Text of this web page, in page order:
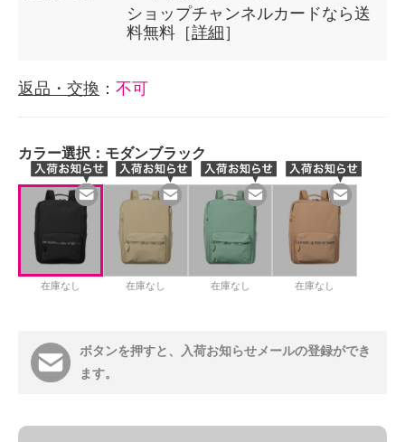
ショップチャンネルカードなら送
料無料［詳細 ］
返品・交換 ： 不可
カラー選択： モダンブラック
在庫なし 在庫なし 在庫なし 在庫なし
ボタンを押すと、入荷お知らせメールの登録ができ
ます。